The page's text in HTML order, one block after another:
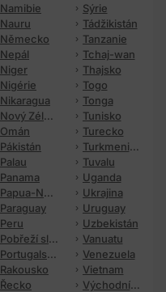
Namibie
Nauru
Německo
Nepál
Niger
Nigérie
Nikaragua
Nový Zéland
Omán
Pákistán
Palau
Panama
Papua-Nová Guinea
Paraguay
Peru
Pobřeží slonoviny
Portugalsko
Rakousko
Řecko
Sýrie
Tádžikistán
Tanzanie
Tchaj-wan
Thajsko
Togo
Tonga
Tunisko
Turecko
Turkmenistán
Tuvalu
Uganda
Ukrajina
Uruguay
Uzbekistán
Vanuatu
Venezuela
Vietnam
Východní Timor